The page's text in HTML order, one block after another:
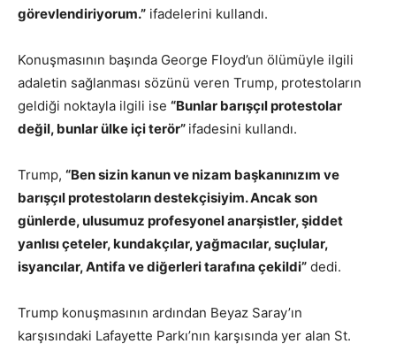
görevlendiriyorum.” ifadelerini kullandı.
Konuşmasının başında George Floyd’un ölümüyle ilgili
adaletin sağlanması sözünü veren Trump, protestoların
geldiği noktayla ilgili ise “Bunlar barışçıl protestolar
değil, bunlar ülke içi terör” ifadesini kullandı.
Trump, “Ben sizin kanun ve nizam başkanınızım ve
barışçıl protestoların destekçisiyim. Ancak son
günlerde, ulusumuz profesyonel anarşistler, şiddet
yanlısı çeteler, kundakçılar, yağmacılar, suçlular,
isyancılar, Antifa ve diğerleri tarafına çekildi” dedi.
Trump konuşmasının ardından Beyaz Saray’ın
karşısındaki Lafayette Parkı’nın karşısında yer alan St.